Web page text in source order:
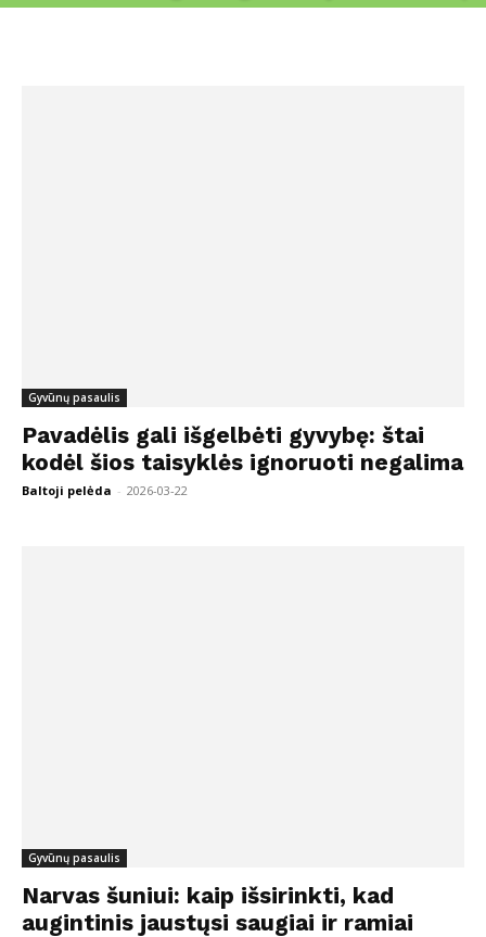
Gyvūnų pasaulis
Pavadėlis gali išgelbėti gyvybę: štai
kodėl šios taisyklės ignoruoti negalima
Baltoji pelėda - 2026-03-22
Gyvūnų pasaulis
Narvas šuniui: kaip išsirinkti, kad
augintinis jaustųsi saugiai ir ramiai